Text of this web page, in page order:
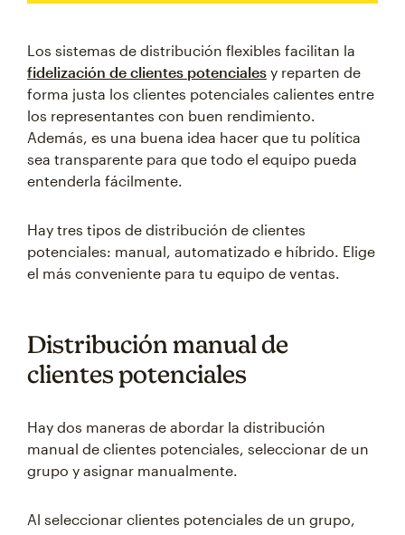
Los sistemas de distribución flexibles facilitan la
fidelización de clientes potenciales y reparten de
forma justa los clientes potenciales calientes entre
los representantes con buen rendimiento.
Además, es una buena idea hacer que tu política
sea transparente para que todo el equipo pueda
entenderla fácilmente.
Hay tres tipos de distribución de clientes
potenciales: manual, automatizado e híbrido. Elige
el más conveniente para tu equipo de ventas.
Distribución manual de
clientes potenciales
Hay dos maneras de abordar la distribución
manual de clientes potenciales, seleccionar de un
grupo y asignar manualmente.
Al seleccionar clientes potenciales de un grupo,